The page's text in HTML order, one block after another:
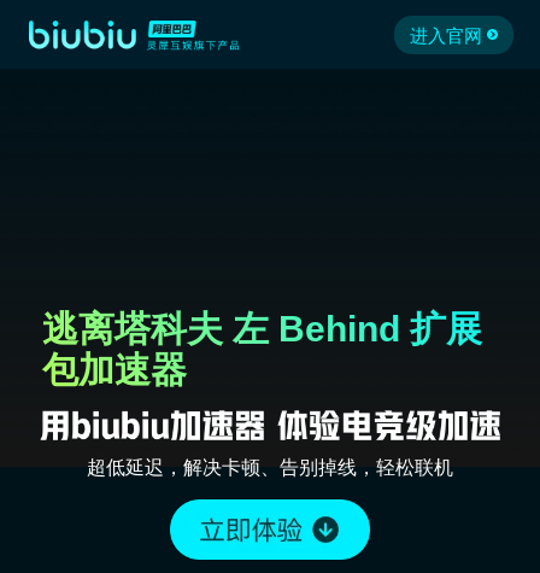
进入官网
逃离塔科夫 左 Behind 扩展
包加速器
超低延迟，解决卡顿、告别掉线，轻松联机